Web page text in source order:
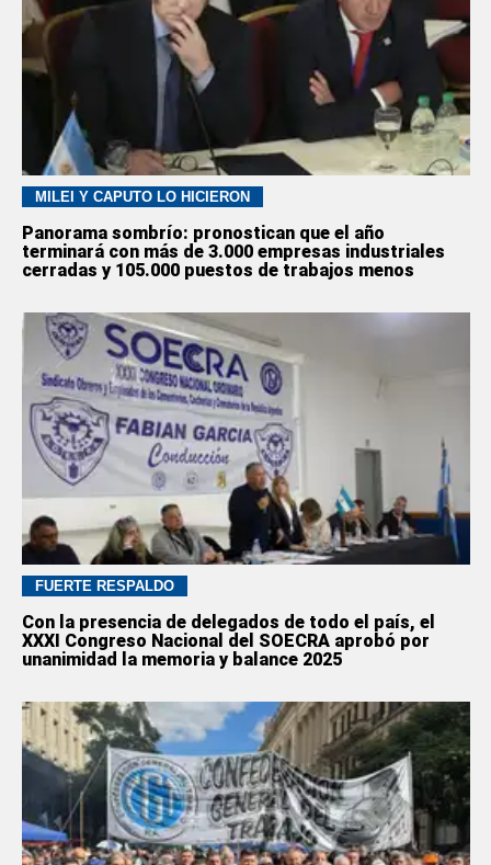
MILEI Y CAPUTO LO HICIERON
Panorama sombrío: pronostican que el año
terminará con más de 3.000 empresas industriales
cerradas y 105.000 puestos de trabajos menos
FUERTE RESPALDO
Con la presencia de delegados de todo el país, el
XXXI Congreso Nacional del SOECRA aprobó por
unanimidad la memoria y balance 2025